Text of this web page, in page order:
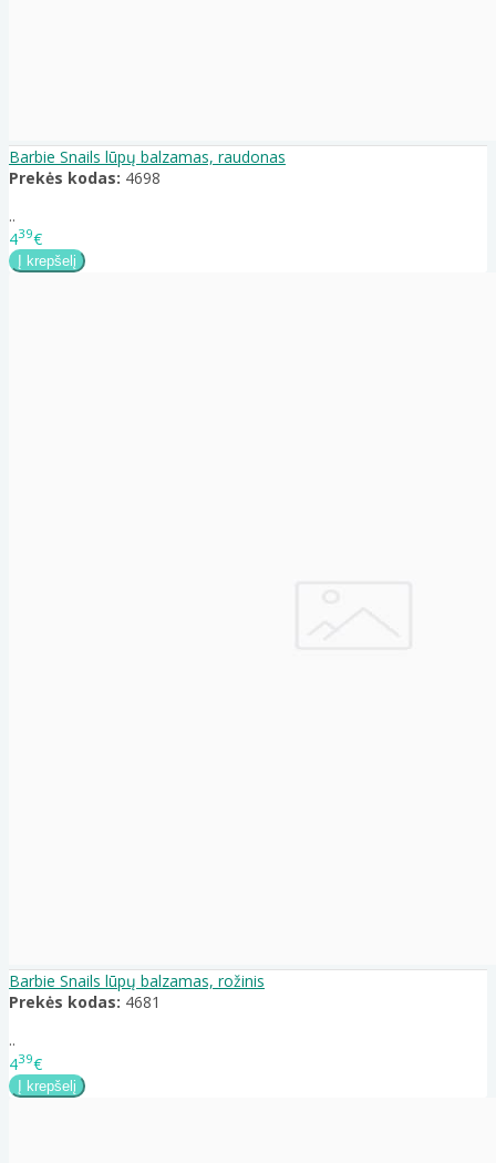
Barbie Snails lūpų balzamas, raudonas
Prekės kodas: 4698
..
439€
Barbie Snails lūpų balzamas, rožinis
Prekės kodas: 4681
..
439€